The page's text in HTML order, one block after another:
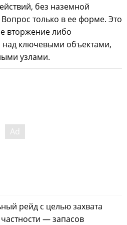
без наземной
только в ее форме. Это
вторжение либо
над ключевыми объектами,
узлами.
рейд с целью захвата
— запасов